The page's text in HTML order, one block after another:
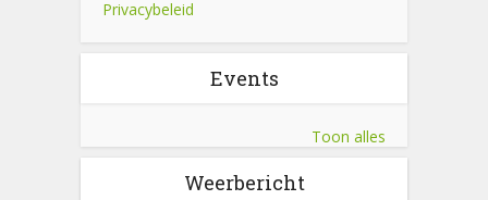
Privacybeleid
Events
Toon alles
Weerbericht